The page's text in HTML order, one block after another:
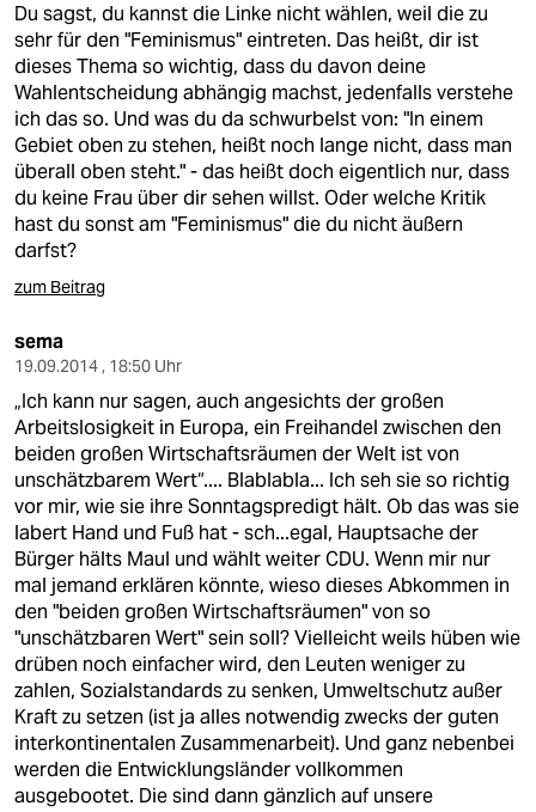
Du sagst, du kannst die Linke nicht wählen, weil die zu
sehr für den "Feminismus" eintreten. Das heißt, dir ist
dieses Thema so wichtig, dass du davon deine
Wahlentscheidung abhängig machst, jedenfalls verstehe
ich das so. Und was du da schwurbelst von: "In einem
Gebiet oben zu stehen, heißt noch lange nicht, dass man
überall oben steht." - das heißt doch eigentlich nur, dass
du keine Frau über dir sehen willst. Oder welche Kritik
hast du sonst am "Feminismus" die du nicht äußern
darfst?
zum Beitrag
sema
19.09.2014 , 18:50 Uhr
„Ich kann nur sagen, auch angesichts der großen
Arbeitslosigkeit in Europa, ein Freihandel zwischen den
beiden großen Wirtschaftsräumen der Welt ist von
unschätzbarem Wert“.... Blablabla... Ich seh sie so richtig
vor mir, wie sie ihre Sonntagspredigt hält. Ob das was sie
labert Hand und Fuß hat - sch...egal, Hauptsache der
Bürger hälts Maul und wählt weiter CDU. Wenn mir nur
mal jemand erklären könnte, wieso dieses Abkommen in
den "beiden großen Wirtschaftsräumen" von so
"unschätzbaren Wert" sein soll? Vielleicht weils hüben wie
drüben noch einfacher wird, den Leuten weniger zu
zahlen, Sozialstandards zu senken, Umweltschutz außer
Kraft zu setzen (ist ja alles notwendig zwecks der guten
interkontinentalen Zusammenarbeit). Und ganz nebenbei
werden die Entwicklungsländer vollkommen
ausgebootet. Die sind dann gänzlich auf unsere